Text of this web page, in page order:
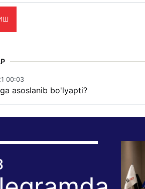
00:03
asoslanib bo'lyapti?